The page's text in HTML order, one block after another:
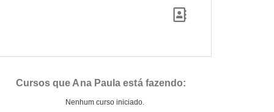
Cursos que Ana Paula está fazendo:
Nenhum curso iniciado.